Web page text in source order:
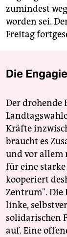
zumindest
worden sei.
Freitag
Die
Der drohende
Kräfte
braucht es
und vor allem
für eine
kooperiert
Zentrum". Die
linke,
solidarischen
auf. Eine